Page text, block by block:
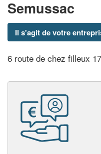
Semussac
Il s'agit de votre
6 route de chez filleux